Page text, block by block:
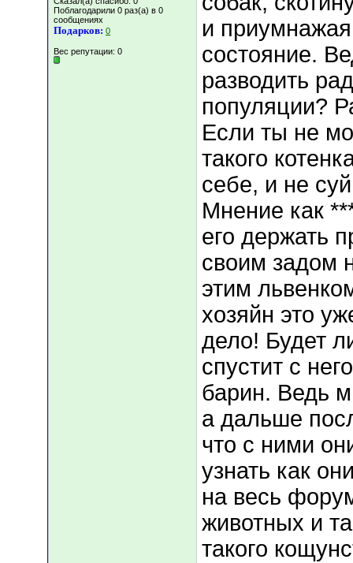
Поблагодарили 0 раз(а) в 0
сообщениях
Подарков: 0
Вес репутации: 0
и
состояние.
разводить
популяции?
Если ты не
такого
себе, и не
Мнение как
его держать
своим задом
этим
хозяйн это
дело! Будет
спустит с
барин. Ведь
а дальше
что с ними
узнать как
на весь
животных и
такого